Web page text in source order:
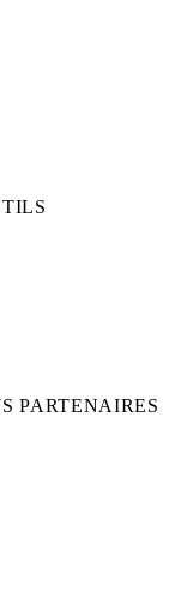
PARTENAIRES